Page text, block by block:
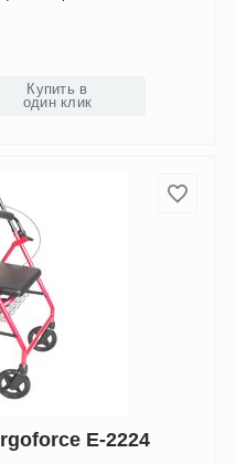
Купить в
один клик
Е-2224